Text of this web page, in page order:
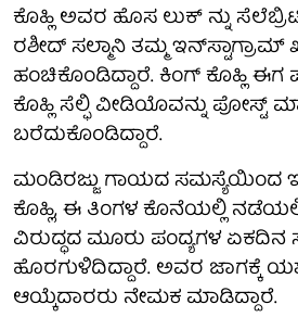
ಕೊಹ್ಲಿ ಅವರ ಹೊಸ ಲುಕ್ ನ್ನು
ರಶೀದ್ ಸಲ್ಮಾನಿ ತಮ್ಮ
ಹಂಚಿಕೊಂಡಿದ್ದಾರೆ. ಕಿಂಗ್ ಕೊಹ್ಲಿ ಈಗ
ಕೊಹ್ಲಿ ಸೆಲ್ಫಿ ವೀಡಿಯೊವನ್ನು ಪೋಸ್ಟ್
ಬರೆದುಕೊಂಡಿದ್ದಾರೆ.
ಮಂಡಿರಜ್ಜು ಗಾಯದ ಸಮಸ್ಯೆಯಿಂದ
ಕೊಹ್ಲಿ, ಈ ತಿಂಗಳ ಕೊನೆಯಲ್ಲಿ
ವಿರುದ್ಧದ ಮೂರು ಪಂದ್ಯಗಳ
ಹೊರಗುಳಿದಿದ್ದಾರೆ. ಅವರ ಜಾಗಕ್ಕೆ
ಆಯ್ಕೆದಾರರು ನೇಮಕ ಮಾಡಿದ್ದಾರೆ.